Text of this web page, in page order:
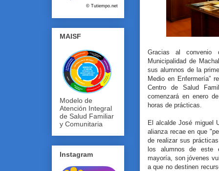
Gracias al convenio
Municipalidad de
sus alumnos de la
Medio en Enfermería”
Centro de Salud
comenzará en enero
horas de prácticas.
El alcalde José miguel
alianza recae en que
de realizar sus
los alumnos de este
mayoría, son jóvenes
a que no destinen
MAISF
Modelo de
Atención Integral
de Salud Familiar
y Comunitaria
Instagram